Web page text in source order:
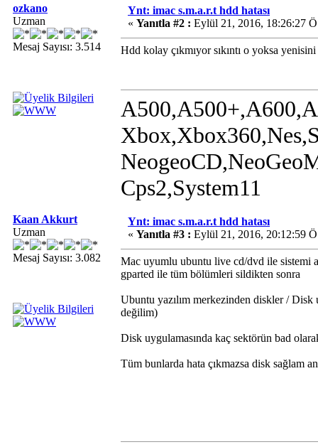
ozkano
Uzman
Mesaj Sayısı: 3.514
Ynt: imac s.m.a.r.t hdd hatası
« Yanıtla #2 : Eylül 21, 2016, 18:26:27
Hdd kolay çıkmıyor sıkıntı o yoksa yenisini
Cps2,System11
Kaan Akkurt
Uzman
Mesaj Sayısı: 3.082
Ynt: imac s.m.a.r.t hdd hatası
« Yanıtla #3 : Eylül 21, 2016, 20:12:59
Mac uyumlu ubuntu live cd/dvd ile sistemi
gparted ile tüm bölümleri sildikten sonra
Ubuntu yazılım merkezinden diskler / Disk
değilim)
Disk uygulamasında kaç sektörün bad
Tüm bunlarda hata çıkmazsa disk sağlam